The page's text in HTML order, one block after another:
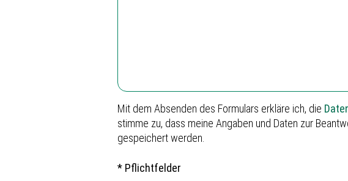
Mit dem Absenden des Formulars erkläre ich, die
stimme zu, dass meine Angaben und Daten zur
gespeichert werden.
* Pflichtfelder